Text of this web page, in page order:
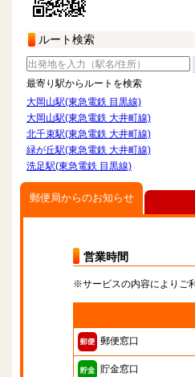
ルート検索
最寄り駅からルートを検索
大岡山駅(東急電鉄 目黒線)
大岡山駅(東急電鉄 大井町線)
北千束駅(東急電鉄 大井町線)
緑が丘駅(東急電鉄 大井町線)
洗足駅(東急電鉄 目黒線)
郵便局からのお知らせ
営業時間
※サービスの内容によりご
郵便窓口
貯金窓口